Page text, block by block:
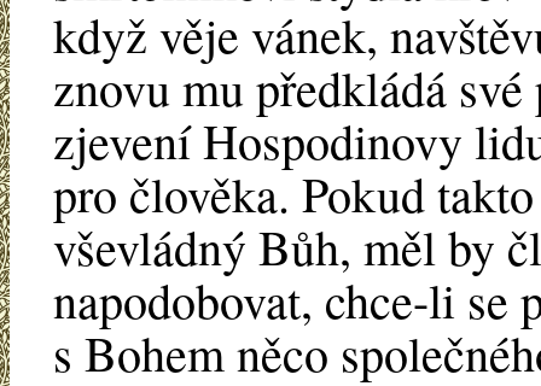
když věje vánek,
znovu mu předkládá
zjevení Hospodinovy
pro člověka. Pokud
vševládný Bůh, měl by
napodobovat, chce-li
s Bohem něco